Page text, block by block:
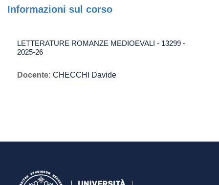
Informazioni sul corso
LETTERATURE ROMANZE MEDIOEVALI - 13299 -
2025-26
Docente: CHECCHI Davide